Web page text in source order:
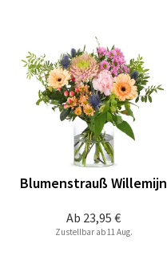
Ab 23,95 €
Blumenstrauß Willemijn
Zustellbar ab 11 Aug.